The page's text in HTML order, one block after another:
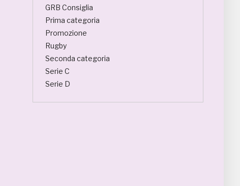
GRB Consiglia
Prima categoria
Promozione
Rugby
Seconda categoria
Serie C
Serie D